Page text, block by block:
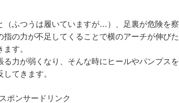
（ふつうは履いていますが…）、足裏が危険を察
の力が不足してくることで横のアーチが伸びた
す。
力が弱くなり、そんな時にヒールやパンプスを
てきます。
スポンサードリンク